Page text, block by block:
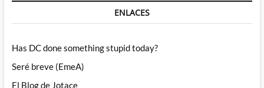
ENLACES
Has DC done something stupid today?
Seré breve (EmeA)
El Blog de Jotace